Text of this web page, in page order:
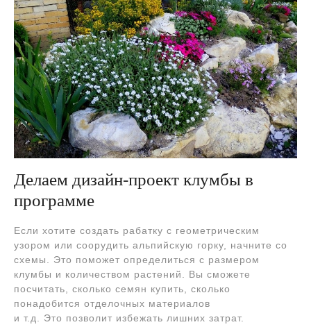
Делаем дизайн-проект клумбы в
программе
Если хотите создать рабатку с геометрическим
узором или соорудить альпийскую горку, начните со
схемы. Это поможет определиться с размером
клумбы и количеством растений. Вы сможете
посчитать, сколько семян купить, сколько
понадобится отделочных материалов
и т.д. Это позволит избежать лишних затрат.